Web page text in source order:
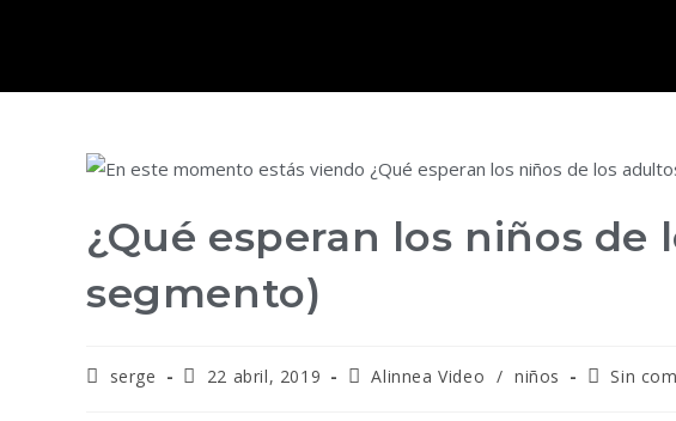
¿Qué esperan los niños de
segmento)
serge 22 abril, 2019 Alinnea Video / niños Sin